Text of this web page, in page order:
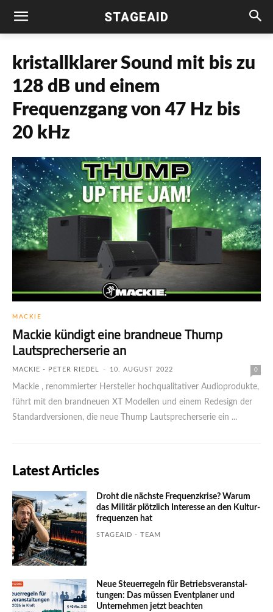
STAGEAID
kristallklarer Sound mit bis zu
128 dB und einem
Frequenzgang von 47 Hz bis
20 kHz
MACKIE
Mackie kündigt eine brandneue Thump
Lautsprecherserie an
MACKIE - PETER RIEDEL - 10. AUGUST 2022 0
Mackie , renommierter Hersteller hochqualitativer Audioprodukte,
führt mit den brandneuen XT Modellen und einem Redesign der
Standardversionen, die neue Thump Lautsprecherserie ein ...
Latest Articles
Droht die nächste Frequenzkrise? Warum
das Mili­tär plötzlich Inte­resse an den Kultur­
fre­quen­zen hat
STAGEAID - TEAM
Neue Steuerregeln für Betriebs­ver­an­stal­
tungen: Das müssen Event­planer und
Unter­nehmen jetzt beachten